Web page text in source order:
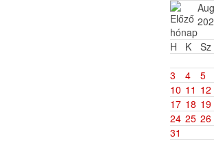
H
K Sz
3
4 5
10 11 12
17 18 19
24 25 26
31